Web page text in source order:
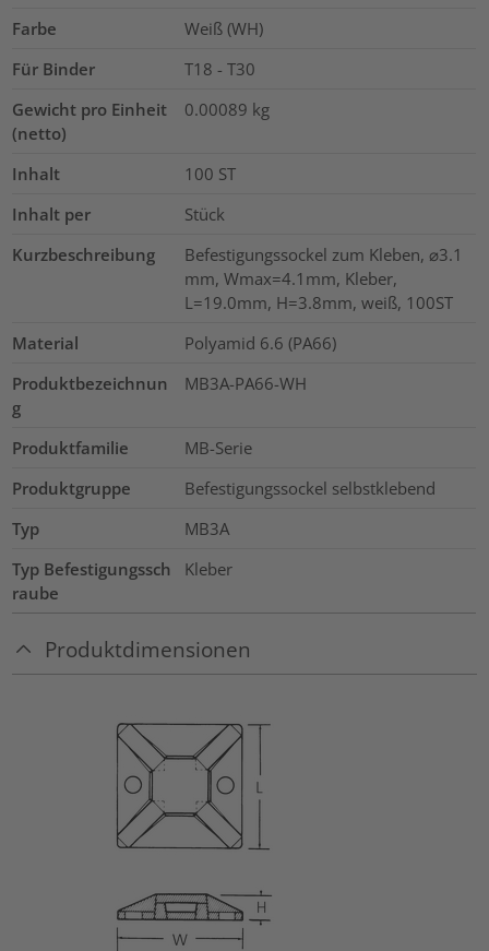
Farbe
Weiß (WH)
Für Binder
T18 - T30
Gewicht pro Einheit
(netto)
0.00089 kg
Inhalt 100 ST
Inhalt per
Stück
Kurzbeschreibung
Befestigungssockel zum Kleben, ⌀3.1
mm, Wmax=4.1mm, Kleber,
L=19.0mm, H=3.8mm, weiß, 100ST
Material
Polyamid 6.6 (PA66)
Produktbezeichnun
g
MB3A-PA66-WH
Produktfamilie
MB-Serie
Produktgruppe
Befestigungssockel selbstklebend
Typ
MB3A
Typ Befestigungssch
raube
Kleber
Produktdimensionen